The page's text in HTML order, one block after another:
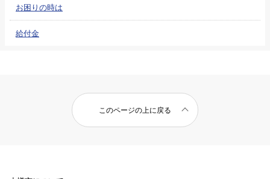
お困りの時は
給付金
このページの上に戻る